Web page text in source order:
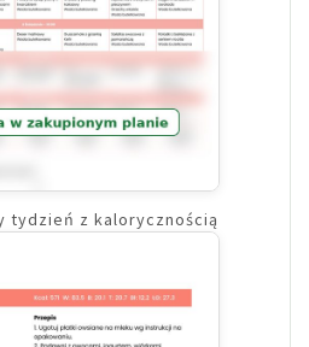
tydzień z kalorycznością